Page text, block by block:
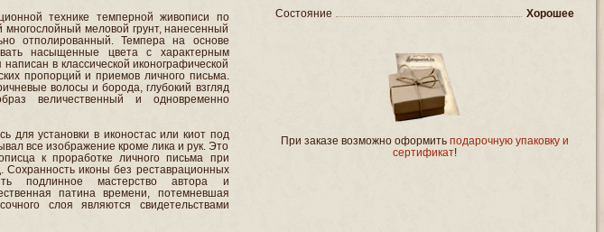
технике темперной живописи по
многослойный меловой грунт, нанесенный
отполированный. Темпера на основе
насыщенные цвета с характерным
в классической иконографической
пропорций и приемов личного письма.
волосы и борода, глубокий взгляд
величественный и одновременно
для установки в иконостас или киот под
все изображение кроме лика и рук. Это
к проработке личного письма при
Сохранность иконы без реставрационных
подлинное мастерство автора и
патина времени, потемневшая
слоя являются свидетельствами
Состояние
Хорошее
При заказе возможно оформить подарочную упаковку и
сертификат!